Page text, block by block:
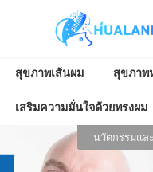
สุขภาพเส้นผม สุขภาพ
เสริมความมั่นใจด้วยทรงผม
นวัตกรรมแล